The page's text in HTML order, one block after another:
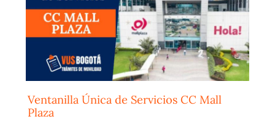
Ventanilla Única de Servicios CC Mall
Plaza